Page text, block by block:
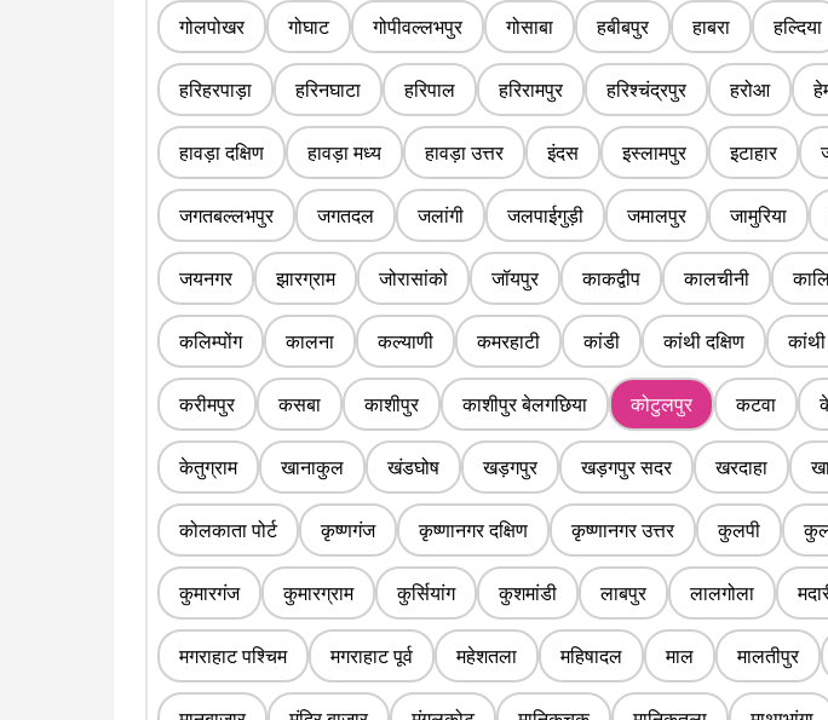
गोलपोखर गोघाट गोपीवल्लभपुर गोसाबा हबीबपुर हाबरा हल्दिया
हरिहरपाड़ा हरिनघाटा हरिपाल हरिरामपुर हरिश्चंद्रपुर हरोआ
हावड़ा दक्षिण हावड़ा मध्य हावड़ा उत्तर इंदस इस्लामपुर इटाहार
जगतबल्लभपुर जगतदल जलांगी जलपाईगुड़ी जमालपुर जामुरिया
जयनगर झारग्राम जोरासांको जॉयपुर काकद्वीप कालचीनी
कलिम्पोंग कालना कल्याणी कमरहाटी कांडी कांथी दक्षिण
करीमपुर कसबा काशीपुर काशीपुर बेलगछिया कोटुलपुर कटवा
केतुग्राम खानाकुल खंडघोष खड़गपुर खड़गपुर सदर खरदाहा
कोलकाता पोर्ट कृष्णगंज कृष्णानगर दक्षिण कृष्णानगर उत्तर कुलपी
कुमारगंज कुमारग्राम कुर्सियांग कुशमांडी लाबपुर लालगोला
मगराहाट पश्चिम मगराहाट पूर्व महेशतला महिषादल माल मालतीपुर